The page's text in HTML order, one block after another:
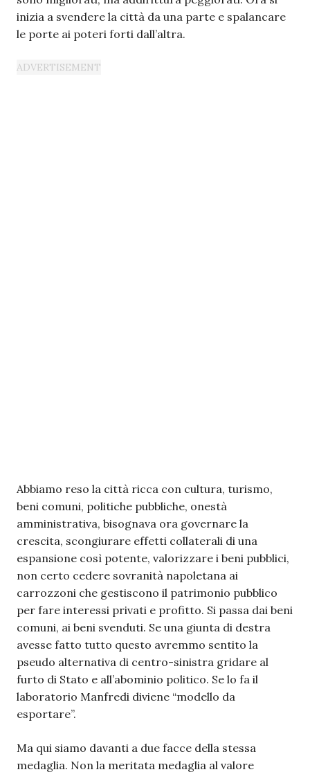
inizia a svendere la città da una parte e spalancare
le porte ai poteri forti dall’altra.
Abbiamo reso la città ricca con cultura, turismo,
beni comuni, politiche pubbliche, onestà
amministrativa, bisognava ora governare la
crescita, scongiurare effetti collaterali di una
espansione così potente, valorizzare i beni pubblici,
non certo cedere sovranità napoletana ai
carrozzoni che gestiscono il patrimonio pubblico
per fare interessi privati e profitto. Si passa dai beni
comuni, ai beni svenduti. Se una giunta di destra
avesse fatto tutto questo avremmo sentito la
pseudo alternativa di centro-sinistra gridare al
furto di Stato e all’abominio politico. Se lo fa il
laboratorio Manfredi diviene “modello da
esportare”.
Ma qui siamo davanti a due facce della stessa
medaglia. Non la meritata medaglia al valore